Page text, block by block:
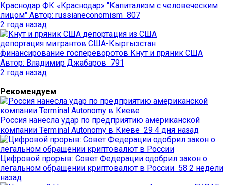
Краснодар ФК «Краснодар» "Капитализм с человеческим
лицом" Автор: russianeconomism 807
2 года назад
депортация из США
депортация мигрантов США-Кыргызстан
финансирование госпереворотов Кнут и пряник США
Автор: Владимир Джабаров 791
2 года назад
Рекомендуем
Россия нанесла удар по предприятию американской
компании Terminal Autonomy в Киеве 29 4 дня назад
Цифровой прорыв: Совет Федерации одобрил закон о
легальном обращении криптовалют в России 58 2 недели
назад